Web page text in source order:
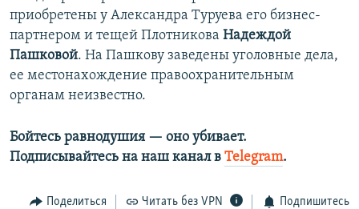
приобретены у Александра Туруева его бизнес-
партнером и тещей Плотникова Надеждой
Пашковой. На Пашкову заведены уголовные дела,
ее местонахождение правоохранительным
органам неизвестно.
Бойтесь равнодушия — оно убивает.​
Подписывайтесь на наш канал в Telegram.
Поделиться Читать без VPN Подпишитесь